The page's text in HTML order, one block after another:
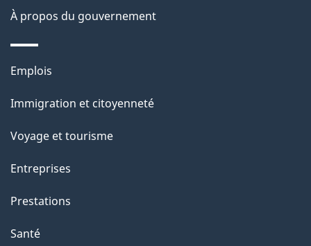
n
s
r
c
t
t
p
a
À propos du gouvernement
Thèmes
sujets
Emplois
Immigration et citoyenneté
Voyage et tourisme
Entreprises
Prestations
Santé